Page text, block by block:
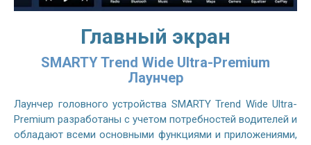
Главный экран
SMARTY Trend Wide Ultra-Premium
Лаунчер
Лаунчер головного устройства SMARTY Trend Wide Ultra-
Premium разработаны с учетом потребностей водителей и
обладают всеми основными функциями и приложениями,